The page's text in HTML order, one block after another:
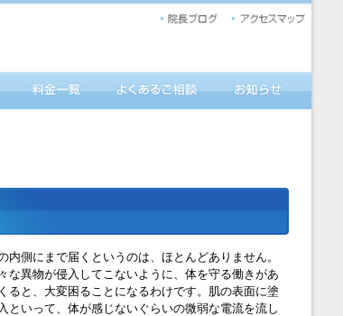
側にまで届くというのは、ほとんどありません。
な異物が侵入してこないように、体を守る働きがあ
ると、大変困ることになるわけです。肌の表面に塗
いって、体が感じないぐらいの微弱な電流を流し